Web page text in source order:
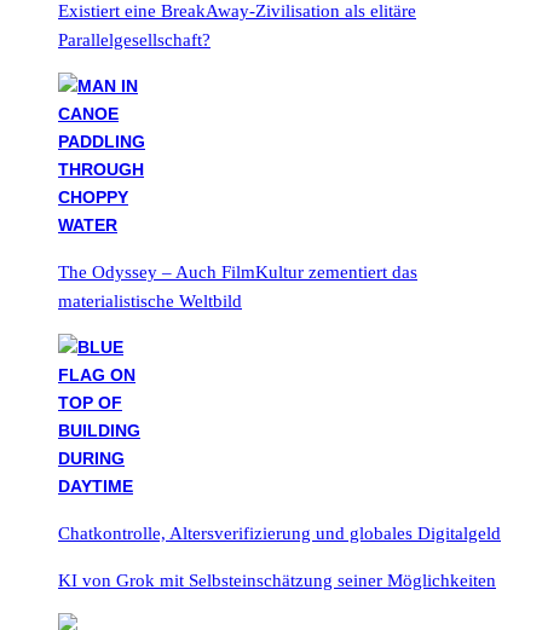
Existiert eine BreakAway-Zivilisation als elitäre
Parallelgesellschaft?
The Odyssey – Auch FilmKultur zementiert das
materialistische Weltbild
Chatkontrolle, Altersverifizierung und globales Digitalgeld
KI von Grok mit Selbsteinschätzung seiner Möglichkeiten